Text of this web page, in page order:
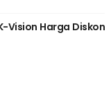
Vision Harga Diskon